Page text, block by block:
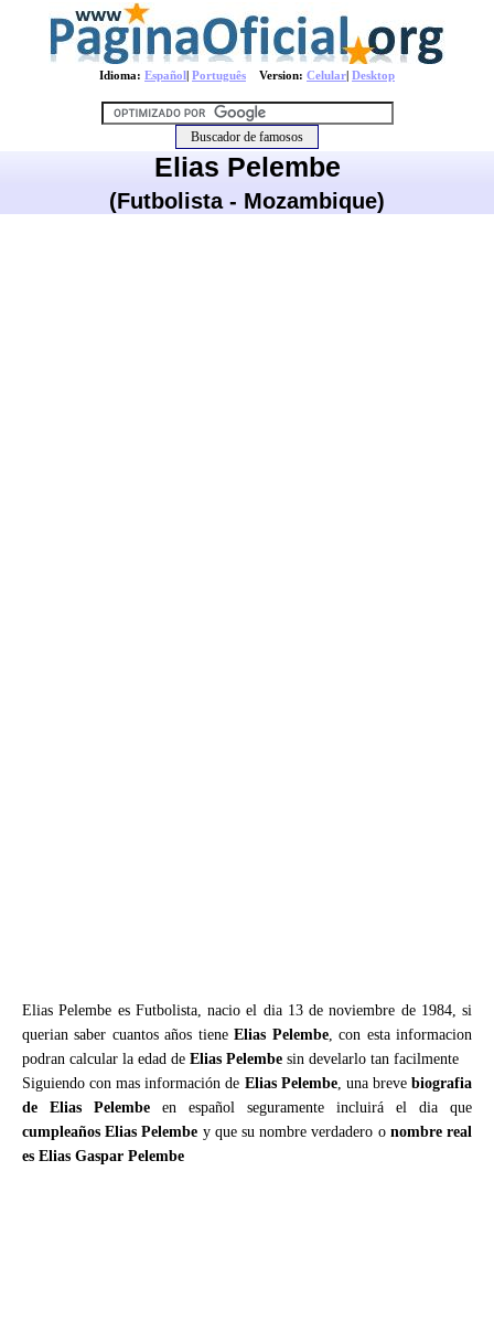
Idioma: Español| Português Version: Celular| Desktop
Elias Pelembe
(Futbolista - Mozambique)
Elias Pelembe es Futbolista, nacio el dia 13 de noviembre de 1984, si
querian saber cuantos años tieneElias Pelembe, con esta informacion
podran calcular la edad de Elias Pelembe sin develarlo tan facilmente
Siguiendo con mas información de Elias Pelembe, una brevebiografia
de Elias Pelembe en español seguramente incluirá el dia que
cumpleaños Elias Pelembe y que su nombre verdadero o nombre real
es Elias Gaspar Pelembe